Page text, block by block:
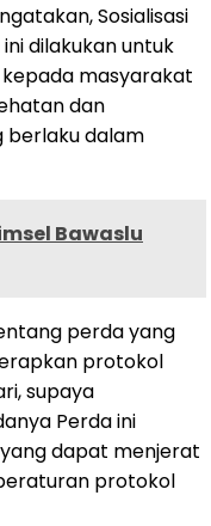
Sosialisasi
dilakukan untuk
masyarakat
dan
berlaku dalam
Bawaslu
perda yang
protokol
supaya
Perda ini
dapat menjerat
protokol